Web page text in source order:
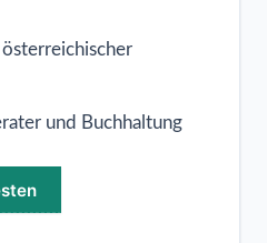
und Buchhaltung